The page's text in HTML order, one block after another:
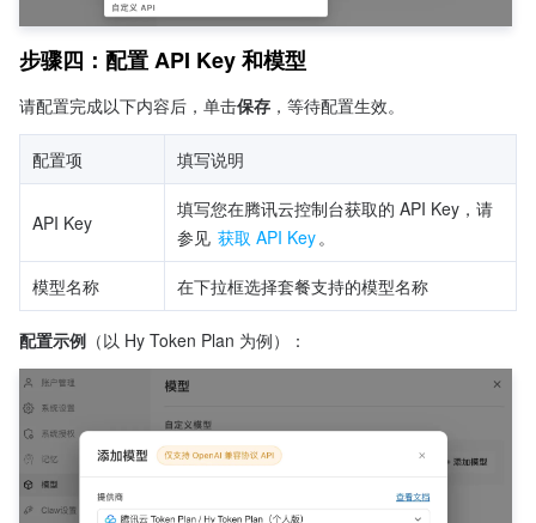
步骤四：配置 API Key 和模型
请配置完成以下内容后，单击保存 ，等待配置生效。
配置项 填写说明
API Key
填写您在腾讯云控制台获取的 API Key，请
参见 获取 API Key。
模型名称 在下拉框选择套餐支持的模型名称
配置示例 （以 Hy Token Plan 为例）：